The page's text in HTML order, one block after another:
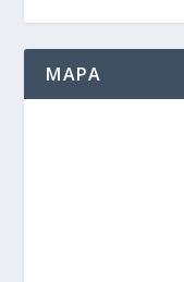
MAPA